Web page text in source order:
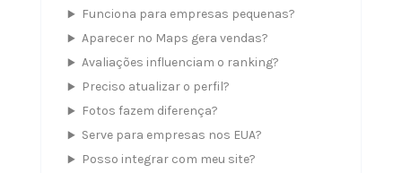
Funciona para empresas pequenas?
Aparecer no Maps gera vendas?
Avaliações influenciam o ranking?
Preciso atualizar o perfil?
Fotos fazem diferença?
Serve para empresas nos EUA?
Posso integrar com meu site?